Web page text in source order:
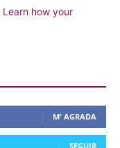
Learn how your
M' AGRADA
SEGUIR